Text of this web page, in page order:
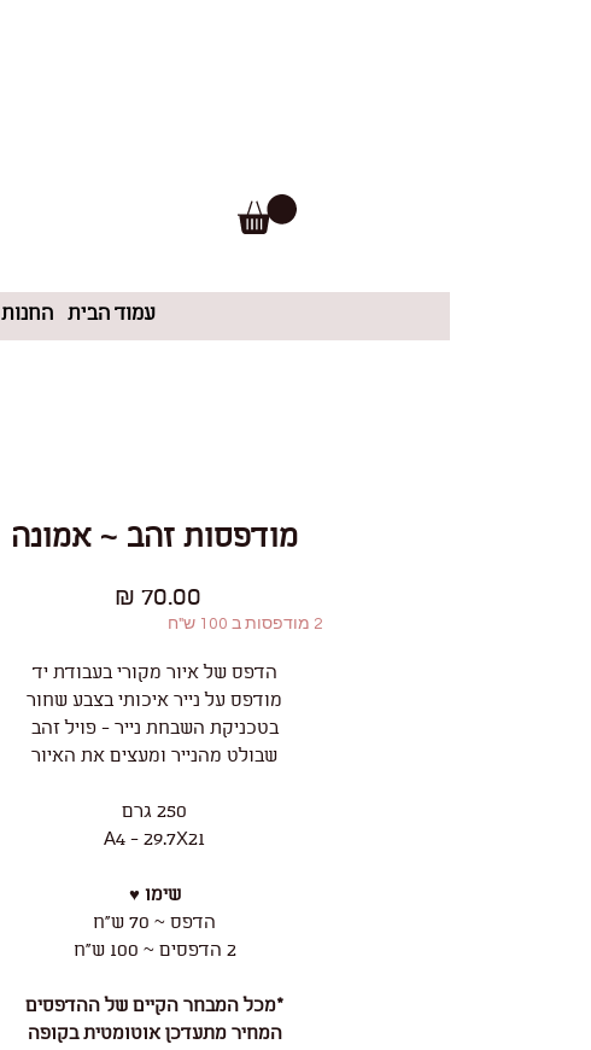
עמוד הבית החנות
מודפסות זהב ~ אמונה
2 מודפסות ב 100 ש"ח
הדפס של איור מקורי בעבודת יד
מודפס על נייר איכותי בצבע שחור
בטכניקת השבחת נייר - פויל זהב
שבולט מהנייר ומעצים את האיור
250 גרם
A4 - 29.7X21
שימו ♥
הדפס ~ 70 ש"ח
2 הדפסים ~ 100 ש"ח
*מכל המבחר הקיים של ההדפסים
המחיר מתעדכן אוטומטית בקופה